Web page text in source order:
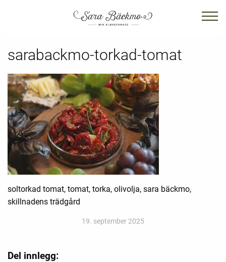
sarabackmo-torkad-tomat
soltorkad tomat, tomat, torka, olivolja, sara bäckmo,
skillnadens trädgård
19. september 2025
Del innlegg: